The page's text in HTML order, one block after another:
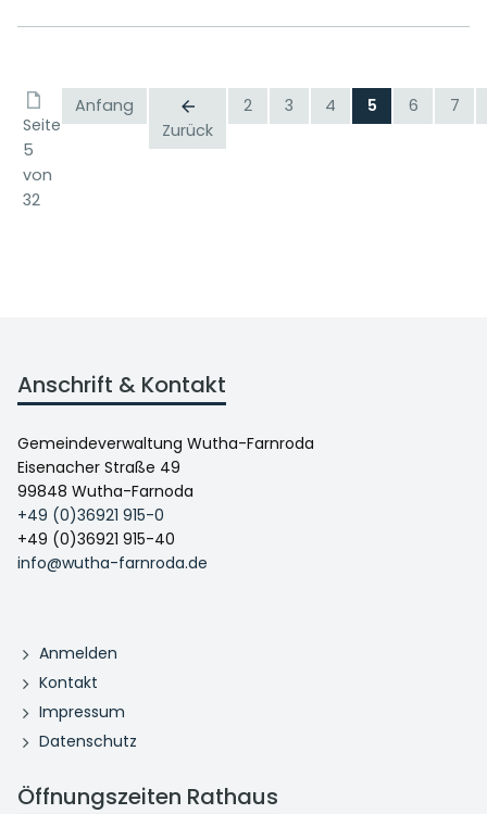
Seite
5
von
32
Anfang
Zurück
2 3 4 5 6 7
Anschrift & Kontakt
Gemeindeverwaltung Wutha-Farnroda
Eisenacher Straße 49
99848 Wutha-Farnoda
+49 (0)36921 915-0
+49 (0)36921 915-40
info@wutha-farnroda.de
Anmelden
Kontakt
Impressum
Datenschutz
Öffnungszeiten Rathaus